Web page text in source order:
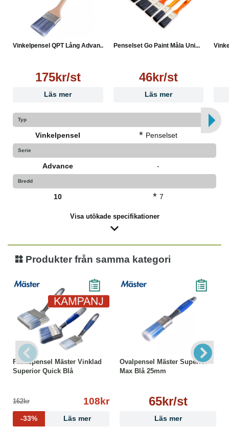
Vinkelpensel QPT Lång Advan...
175kr/st
Läs mer
Penselset Go Paint Måla Uni...
46kr/st
Läs mer
Typ
Vinkelpensel * Penselset
Serie
Advance -
Bredd
10 * 7
Visa utökade specifikationer
Produkter från samma kategori
Fasadpensel Mäster Vinklad
Superior Quick Blå
162kr 108kr
-33% Läs mer
Ovalpensel Mäster Superior
Max Blå 25mm
65kr/st
Läs mer